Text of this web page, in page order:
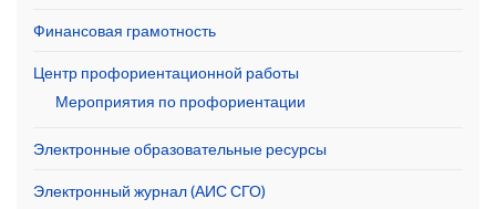
Финансовая грамотность
Центр профориентационной работы
Мероприятия по профориентации
Электронные образовательные ресурсы
Электронный журнал (АИС СГО)